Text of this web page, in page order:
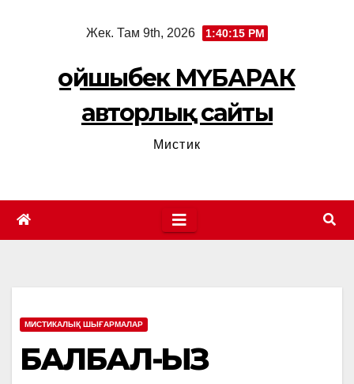
Жек. Там 9th, 2026 1:40:16 PM
Қойшыбек МҮБАРАК
авторлық сайты
Мистик
МИСТИКАЛЫҚ ШЫҒАРМАЛАР
БАЛБАЛ-ҚЫЗ